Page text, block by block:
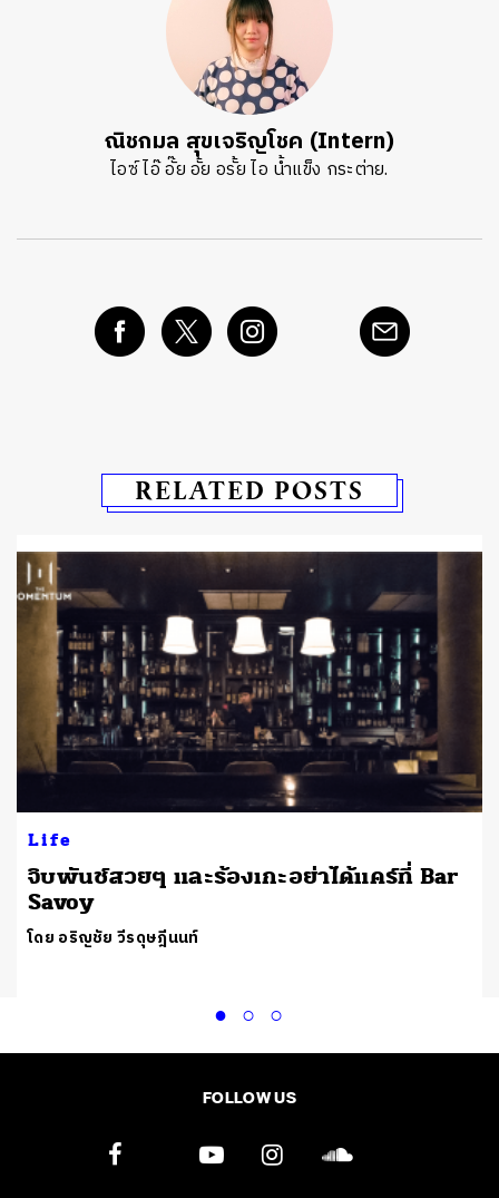
ณิชกมล สุขเจริญโชค (Intern)
ไอซ์ ไอ๊ อั๊ย อั้ย อรั้ย ไอ น้ำแข็ง กระต่าย.
RELATED POSTS
Life
จิบพันช์สวยๆ และร้องเกะอย่าได้แคร์ที่ Bar
Savoy
โดย อริญชัย วีรดุษฎีนนท์
FOLLOW US